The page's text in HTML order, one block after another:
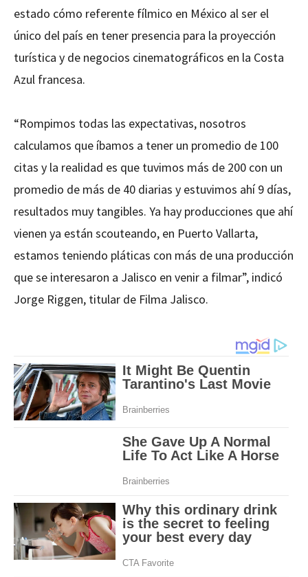
estado cómo referente fílmico en México al ser el
único del país en tener presencia para la proyección
turística y de negocios cinematográficos en la Costa
Azul francesa.
“Rompimos todas las expectativas, nosotros
calculamos que íbamos a tener un promedio de 100
citas y la realidad es que tuvimos más de 200 con un
promedio de más de 40 diarias y estuvimos ahí 9 días,
resultados muy tangibles. Ya hay producciones que ahí
vienen ya están scouteando, en Puerto Vallarta,
estamos teniendo pláticas con más de una producción
que se interesaron a Jalisco en venir a filmar”, indicó
Jorge Riggen, titular de Filma Jalisco.